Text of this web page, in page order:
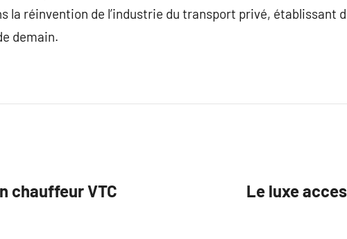
la réinvention de l’industrie du transport privé, établissant
demain.
chauffeur VTC
Le luxe